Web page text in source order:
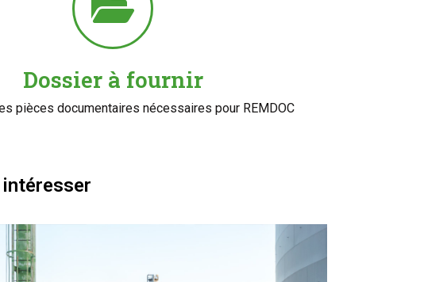
Dossier à fournir
pièces documentaires nécessaires pour REMDOC